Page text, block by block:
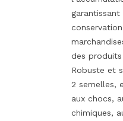
garantissant
des
Robuste et
2 semelles,
aux chocs,
chimiques,